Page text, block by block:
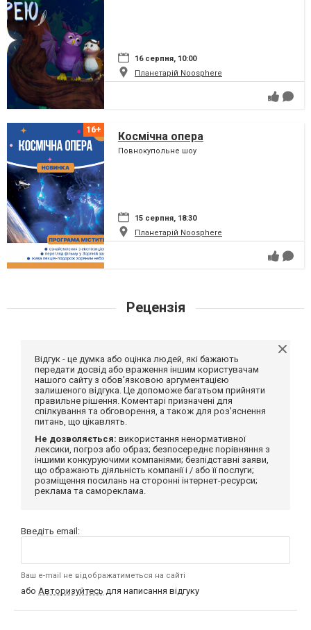
16 серпня, 10:00
Планетарій Noosphere
Космічна опера
Повнокупольне шоу
15 серпня, 18:30
Планетарій Noosphere
Рецензія
Відгук - це думка або оцінка людей, які бажають
передати досвід або враження іншим користувачам
нашого сайту з обов'язковою аргументацією
залишеного відгука. Це допоможе багатьом прийняти
правильне рішення. Коментарі призначені для
спілкування та обговорення, а також для роз'яснення
питань, що цікавлять.
Не дозволяється: використання ненормативної
лексики, погроз або образ; безпосереднє порівняння з
іншими конкуруючими компаніями; безпідставні заяви,
що ображають діяльність компанії і / або її послуги;
розміщення посилань на сторонні інтернет-ресурси;
реклама та самореклама.
Введіть email:
Ваш e-mail не відображатиметься на сайті
або Авторизуйтесь для написання відгуку